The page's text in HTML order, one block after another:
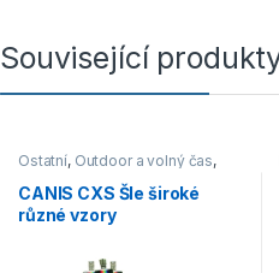
Související
Ostatní, Outdoor a volný čas,
CANIS CXS Šle široké
různé vzory